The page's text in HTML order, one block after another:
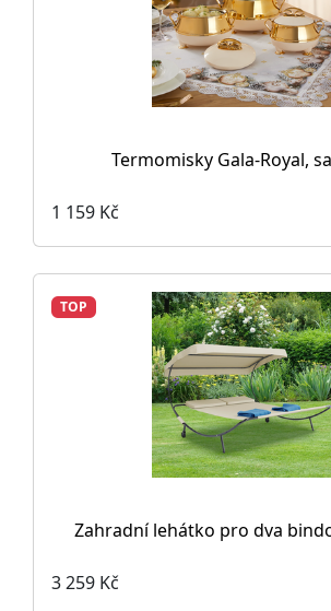
Termomisky Gala-Royal,
1 159 Kč
TOP
Zahradní lehátko pro dva
3 259 Kč